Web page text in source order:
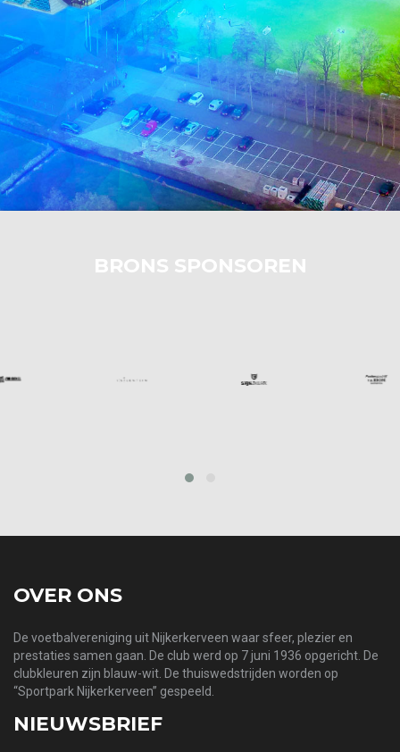
BRONS SPONSOREN
prev
OVER ONS
De voetbalvereniging uit Nijkerkerveen waar sfeer, plezier en
prestaties samen gaan. De club werd op 7 juni 1936 opgericht. De
clubkleuren zijn blauw-wit. De thuiswedstrijden worden op
“Sportpark Nijkerkerveen” gespeeld.
NIEUWSBRIEF